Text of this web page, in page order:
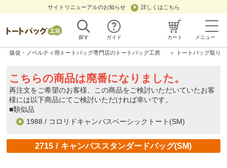
サイトリニューアルのお知らせ 詳しくはこちら
探す ガイド カート メニュー
販促・ノベルティ用トートバッグ専門店のトートバッグ工房 ＞ トートバッグ取り
こちらの商品は廃番になりました。
再注文をご希望のお客様、この商品をご検討いただいていたお客
様には以下商品にてご検討いただければ幸いです。
■類似品
1988 / コロリドキャンバスベーシックトート(SM)
2715 / キャンバススタンダードバッグ(SM)